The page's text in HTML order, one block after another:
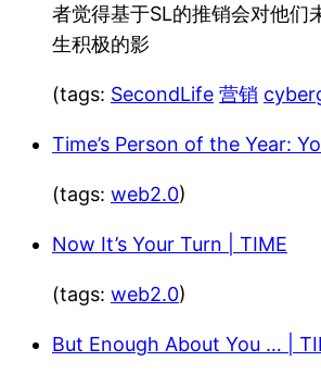
者觉得基于SL的推销会对他们
生积极的影
(tags: SecondLife 营销
Time’s Person of the Year:
(tags: web2.0)
Now It’s Your Turn | TIME
(tags: web2.0)
But Enough About You … |